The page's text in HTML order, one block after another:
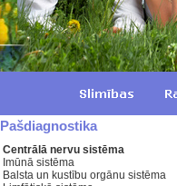
Pašdiagnostika
Centrālā nervu sistēma
Imūnā sistēma
Balsta un kustību orgānu sistēma